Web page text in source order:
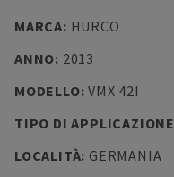
MARCA: HURCO
ANNO: 2013
MODELLO:VMX 42I
TIPO DI APPLICAZIONE
LOCALITÀ: GERMANIA